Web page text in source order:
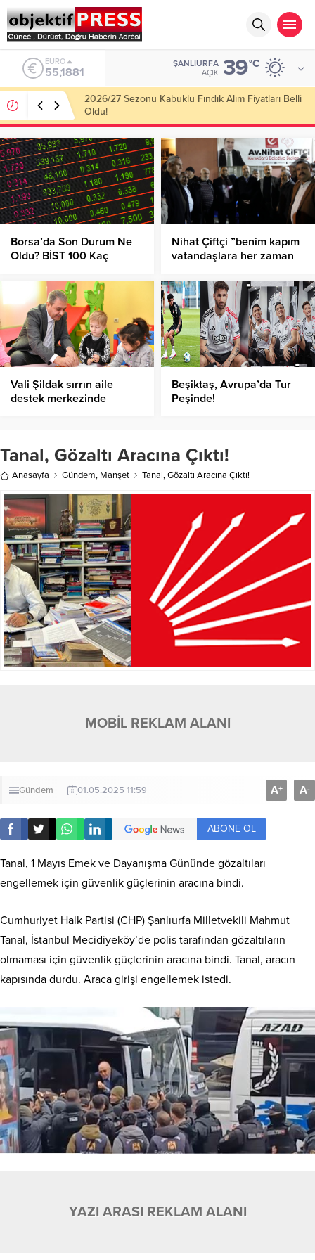
ALTIN
6.660,55
ŞANLIURFA
AÇIK 39°C
Haliliye Belediyesi Her Gün 4 Bin 898 Kişiye Sıcak
Yemek Ulaştırıyor!
Borsa’da Son Durum Ne
Oldu? BİST 100 Kaç
Nihat Çiftçi ”benim kapım
vatandaşlara her zaman
Vali Şildak sırrın aile
destek merkezinde
Beşiktaş, Avrupa’da Tur
Peşinde!
Tanal, Gözaltı Aracına Çıktı!
Anasayfa Gündem, Manşet Tanal, Gözaltı Aracına Çıktı!
MOBİL REKLAM ALANI
Gündem 01.05.2025 11:59 A+ A-
ABONE OL
Tanal, 1 Mayıs Emek ve Dayanışma Gününde gözaltıları
engellemek için güvenlik güçlerinin aracına bindi.
Cumhuriyet Halk Partisi (CHP) Şanlıurfa Milletvekili Mahmut
Tanal, İstanbul Mecidiyeköy’de polis tarafından gözaltıların
olmaması için güvenlik güçlerinin aracına bindi. Tanal, aracın
kapısında durdu. Araca girişi engellemek istedi.
YAZI ARASI REKLAM ALANI